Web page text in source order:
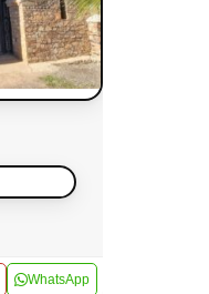
WhatsApp